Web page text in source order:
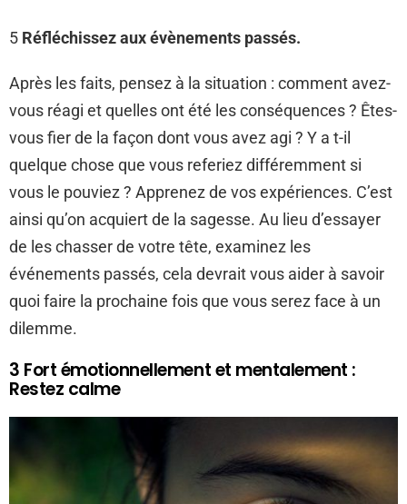
5 Réfléchissez aux évènements passés.
Après les faits, pensez à la situation : comment avez-
vous réagi et quelles ont été les conséquences ? Êtes-
vous fier de la façon dont vous avez agi ? Y a t-il
quelque chose que vous referiez différemment si
vous le pouviez ? Apprenez de vos expériences. C’est
ainsi qu’on acquiert de la sagesse. Au lieu d’essayer
de les chasser de votre tête, examinez les
événements passés, cela devrait vous aider à savoir
quoi faire la prochaine fois que vous serez face à un
dilemme.
3 Fort émotionnellement et mentalement :
Restez calme